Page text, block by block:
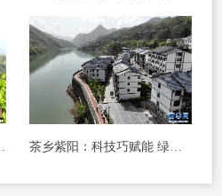
茶乡紫阳：科技巧赋能 绿叶变"金叶"